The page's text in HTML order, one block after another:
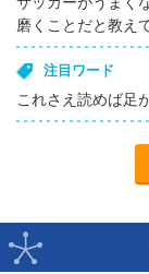
磨くことだと教え
注目ワード
これさえ読めば足